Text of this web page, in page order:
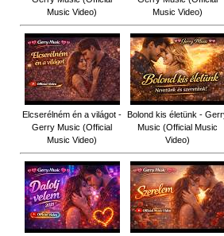
Music Video)
Music Video)
Elcserélném én a világot -
Gerry Music (Official
Music Video)
Bolond kis életünk -
Music (Official Music
Video)